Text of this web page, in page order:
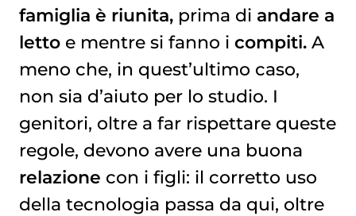
famiglia è riunita, prima di andare a
letto e mentre si fanno i compiti. A
meno che, in quest’ultimo caso,
non sia d’aiuto per lo studio. I
genitori, oltre a far rispettare queste
regole, devono avere una buona
relazione con i figli: il corretto uso
della tecnologia passa da qui, oltre